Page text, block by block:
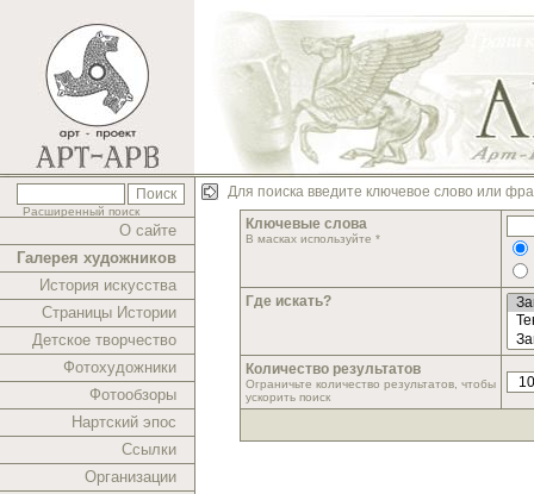
Расширенный поиск
О сайте
Галерея художников
История искусства
Страницы Истории
Детское творчество
Фотохудожники
Фотообзоры
Нартский эпос
Ссылки
Организации
Для поиска введите ключевое слово или
Ключевые слова
В масках используйте *
Где искать?
Количество результатов
Ограничьте количество результатов, чтобы
ускорить поиск